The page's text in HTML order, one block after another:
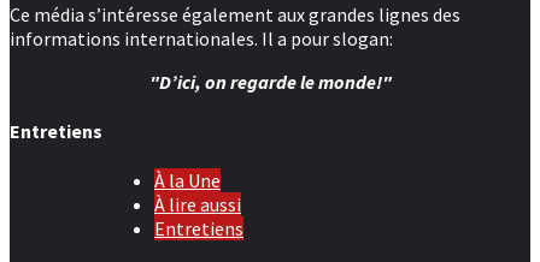
Ce média s’intéresse également aux grandes lignes des
informations internationales. Il a pour slogan:
"D’ici, on regarde le monde!"
Entretiens
À la Une
À lire aussi
Entretiens